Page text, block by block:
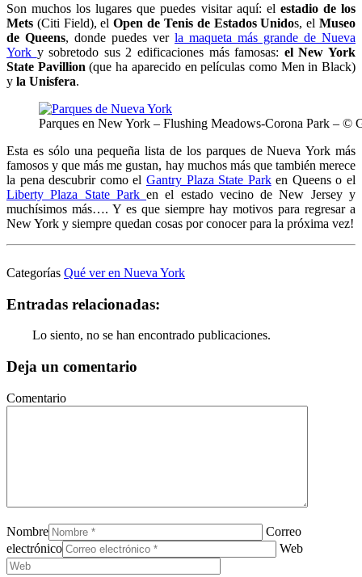
Son muchos los lugares que puedes visitar aquí: el estadio de los
Mets (Citi Field), elOpen de Tenis de Estados Unidos, elMuseo
de Queens, donde puedes ver la maqueta más grande de Nueva
York y sobretodo sus 2 edificaciones más famosas: el New York
State Pavillion (que ha aparecido en películas como Men in Black)
y la Unisfera.
Parques en New York – Flushing Meadows-Corona Park – ©
Esta es sólo una pequeña lista de los parques de Nueva York más
famosos y que más me gustan, hay muchos más que también merece
la pena descubrir como el Gantry Plaza State Parken Queens o el
Liberty Plaza State Parken el estado vecino de New Jersey y
muchísimos más…. Y es que siempre hay motivos para regresar a
New York y siempre quedan cosas por conocer para la próxima vez!
Categorías Qué ver en Nueva York
Entradas relacionadas:
Lo siento, no se han encontrado publicaciones.
Deja un comentario
Comentario
Nombre
Correo
electrónico
Web